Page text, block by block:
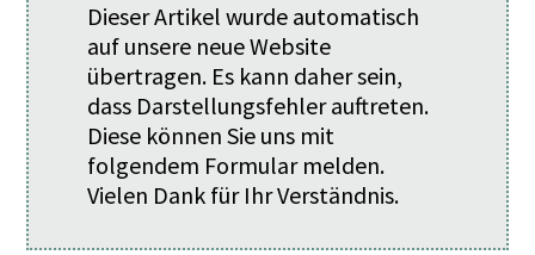
Dieser Artikel wurde automatisch
auf unsere neue Website
übertragen. Es kann daher sein,
dass Darstellungsfehler auftreten.
Diese können Sie uns mit
folgendem Formularmelden.
Vielen Dank für Ihr Verständnis.